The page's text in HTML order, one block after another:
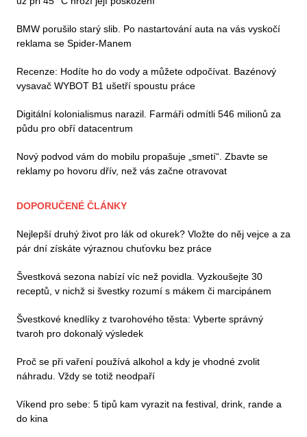
BMW porušilo starý slib. Po nastartování auta na vás vyskočí
reklama se Spider-Manem
Recenze: Hodíte ho do vody a můžete odpočívat. Bazénový
vysavač WYBOT B1 ušetří spoustu práce
Digitální kolonialismus narazil. Farmáři odmítli 546 milionů za
půdu pro obří datacentrum
Nový podvod vám do mobilu propašuje „smetí“. Zbavte se
reklamy po hovoru dřív, než vás začne otravovat
DOPORUČENÉ ČLÁNKY
Nejlepší druhý život pro lák od okurek? Vložte do něj vejce a za
pár dní získáte výraznou chuťovku bez práce
Švestková sezona nabízí víc než povidla. Vyzkoušejte 30
receptů, v nichž si švestky rozumí s mákem či marcipánem
Švestkové knedlíky z tvarohového těsta: Vyberte správný
tvaroh pro dokonalý výsledek
Proč se při vaření používá alkohol a kdy je vhodné zvolit
náhradu. Vždy se totiž neodpaří
Víkend pro sebe: 5 tipů kam vyrazit na festival, drink, rande a
do kina